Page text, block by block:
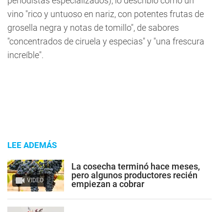
vino "rico y untuoso en nariz, con potentes frutas de
grosella negra y notas de tomillo", de sabores
"concentrados de ciruela y especias" y "una frescura
increíble".
LEE ADEMÁS
VIDEO
La cosecha terminó hace meses,
pero algunos productores recién
empiezan a cobrar